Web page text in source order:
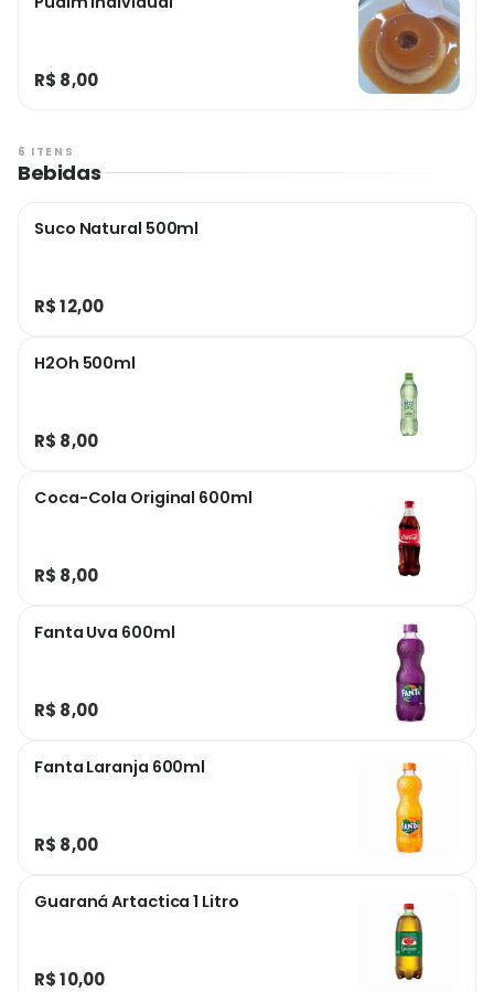
R$ 8,00
6 ITENS
Bebidas
Suco Natural 500ml
R$ 12,00
H2Oh 500ml
R$ 8,00
Coca-Cola Original 600ml
R$ 8,00
Fanta Uva 600ml
R$ 8,00
Fanta Laranja 600ml
R$ 8,00
Guaraná Artactica 1 Litro
R$ 10,00